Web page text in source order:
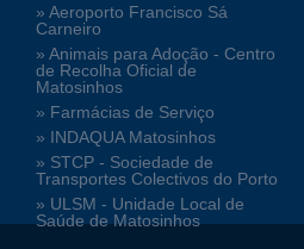
» Aeroporto Francisco Sá
Carneiro
» Animais para Adoção - Centro
de Recolha Oficial de
Matosinhos
» Farmácias de Serviço
» INDAQUA Matosinhos
» STCP - Sociedade de
Transportes Colectivos do Porto
» ULSM - Unidade Local de
Saúde de Matosinhos